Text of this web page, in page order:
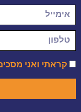
קראתי ואני